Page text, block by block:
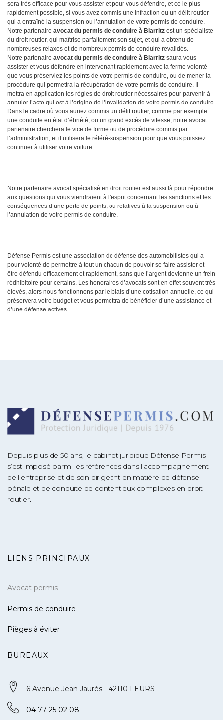
sera très efficace pour vous assister et pour vous défendre, et ce le plus
rapidement possible, si vous avez commis une infraction ou un délit routier
qui a entraîné la suspension ou l’annulation de votre permis de conduire.
Notre partenaire avocat du permis de conduire à Biarritz est un spécialiste
du droit routier, qui maîtrise parfaitement son sujet, et qui a obtenu de
nombreuses relaxes et de nombreux permis de conduire revalidés.
Notre partenaire avocat du permis de conduire à Biarritz saura vous
assister et vous défendre en intervenant rapidement avec la ferme volonté
que vous préserviez les points de votre permis de conduire, ou de mener la
procédure qui permettra la récupération de votre permis de conduire. Il
mettra en application les règles de droit routier nécessaires pour parvenir à
annuler l’acte qui est à l’origine de l’invalidation de votre permis de conduire.
Dans le cadre où vous auriez commis un délit routier, comme par exemple
une conduite en état d’ébriété, ou un grand excès de vitesse, notre avocat
partenaire cherchera le vice de forme ou de procédure commis par
l’administration, et il utilisera le référé-suspension pour que vous puissiez
continuer à utiliser votre voiture.
Notre partenaire avocat spécialisé en droit routier est aussi là pour répondre
aux questions qui vous viendraient à l’esprit concernant les sanctions et les
conséquences d’une perte de points, ou relatives à la suspension ou à
l’annulation de votre permis de conduire.
Défense Permis est une association de défense des automobilistes qui a
pour volonté de permettre à tout un chacun de pouvoir se faire assister et
être défendu efficacement et rapidement, sans que l’argent devienne un frein
rédhibitoire pour certains. Les honoraires d’avocats sont en effet souvent très
élevés, alors nous fonctionnons par le biais d’une cotisation annuelle, ce qui
préservera votre budget et vous permettra de bénéficier d’une assistance et
d’une défense actives.
Depuis plus de 50 ans, le cabinet juridique Défense Permis
s’est imposé parmi les références dans l'accompagnement
de l'entreprise et de son dirigeant en matière de défense
pénale et de conduite de contentieux complexes en droit
routier.
LIENS PRINCIPAUX
Avocat permis
Permis de conduire
Pièges à éviter
BUREAUX
6 Avenue Jean Jaurès - 42110 FEURS
04 77 25 02 08